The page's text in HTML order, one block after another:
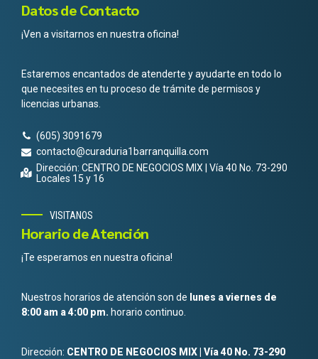
Datos de Contacto
¡Ven a visitarnos en nuestra oficina!
Estaremos encantados de atenderte y ayudarte en todo lo
que necesites en tu proceso de trámite de permisos y
licencias urbanas.
(605) 3091679
contacto@curaduria1barranquilla.com
Dirección: CENTRO DE NEGOCIOS MIX | Vía 40 No. 73-290
Locales 15 y 16
VISITANOS
Horario de Atención
¡Te esperamos en nuestra oficina!
Nuestros horarios de atención son de lunes a viernes de
8:00 am a 4:00 pm. horario continuo.
Dirección: CENTRO DE NEGOCIOS MIX | Vía 40 No. 73-290